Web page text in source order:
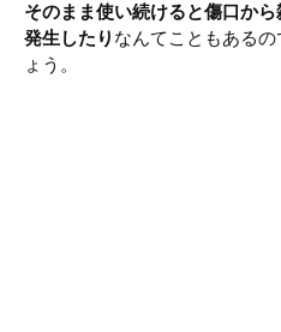
そのまま使い続けると傷口か
発生したり なんてこともある
ょう。